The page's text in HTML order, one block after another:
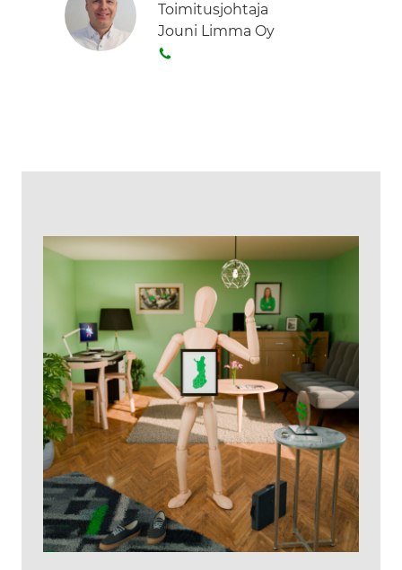
Toimitusjohtaja
Jouni Limma Oy